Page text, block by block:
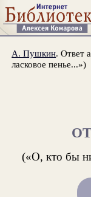
А. Пушкин. Ответ
ласковое пенье...»)
(«О, кто бы